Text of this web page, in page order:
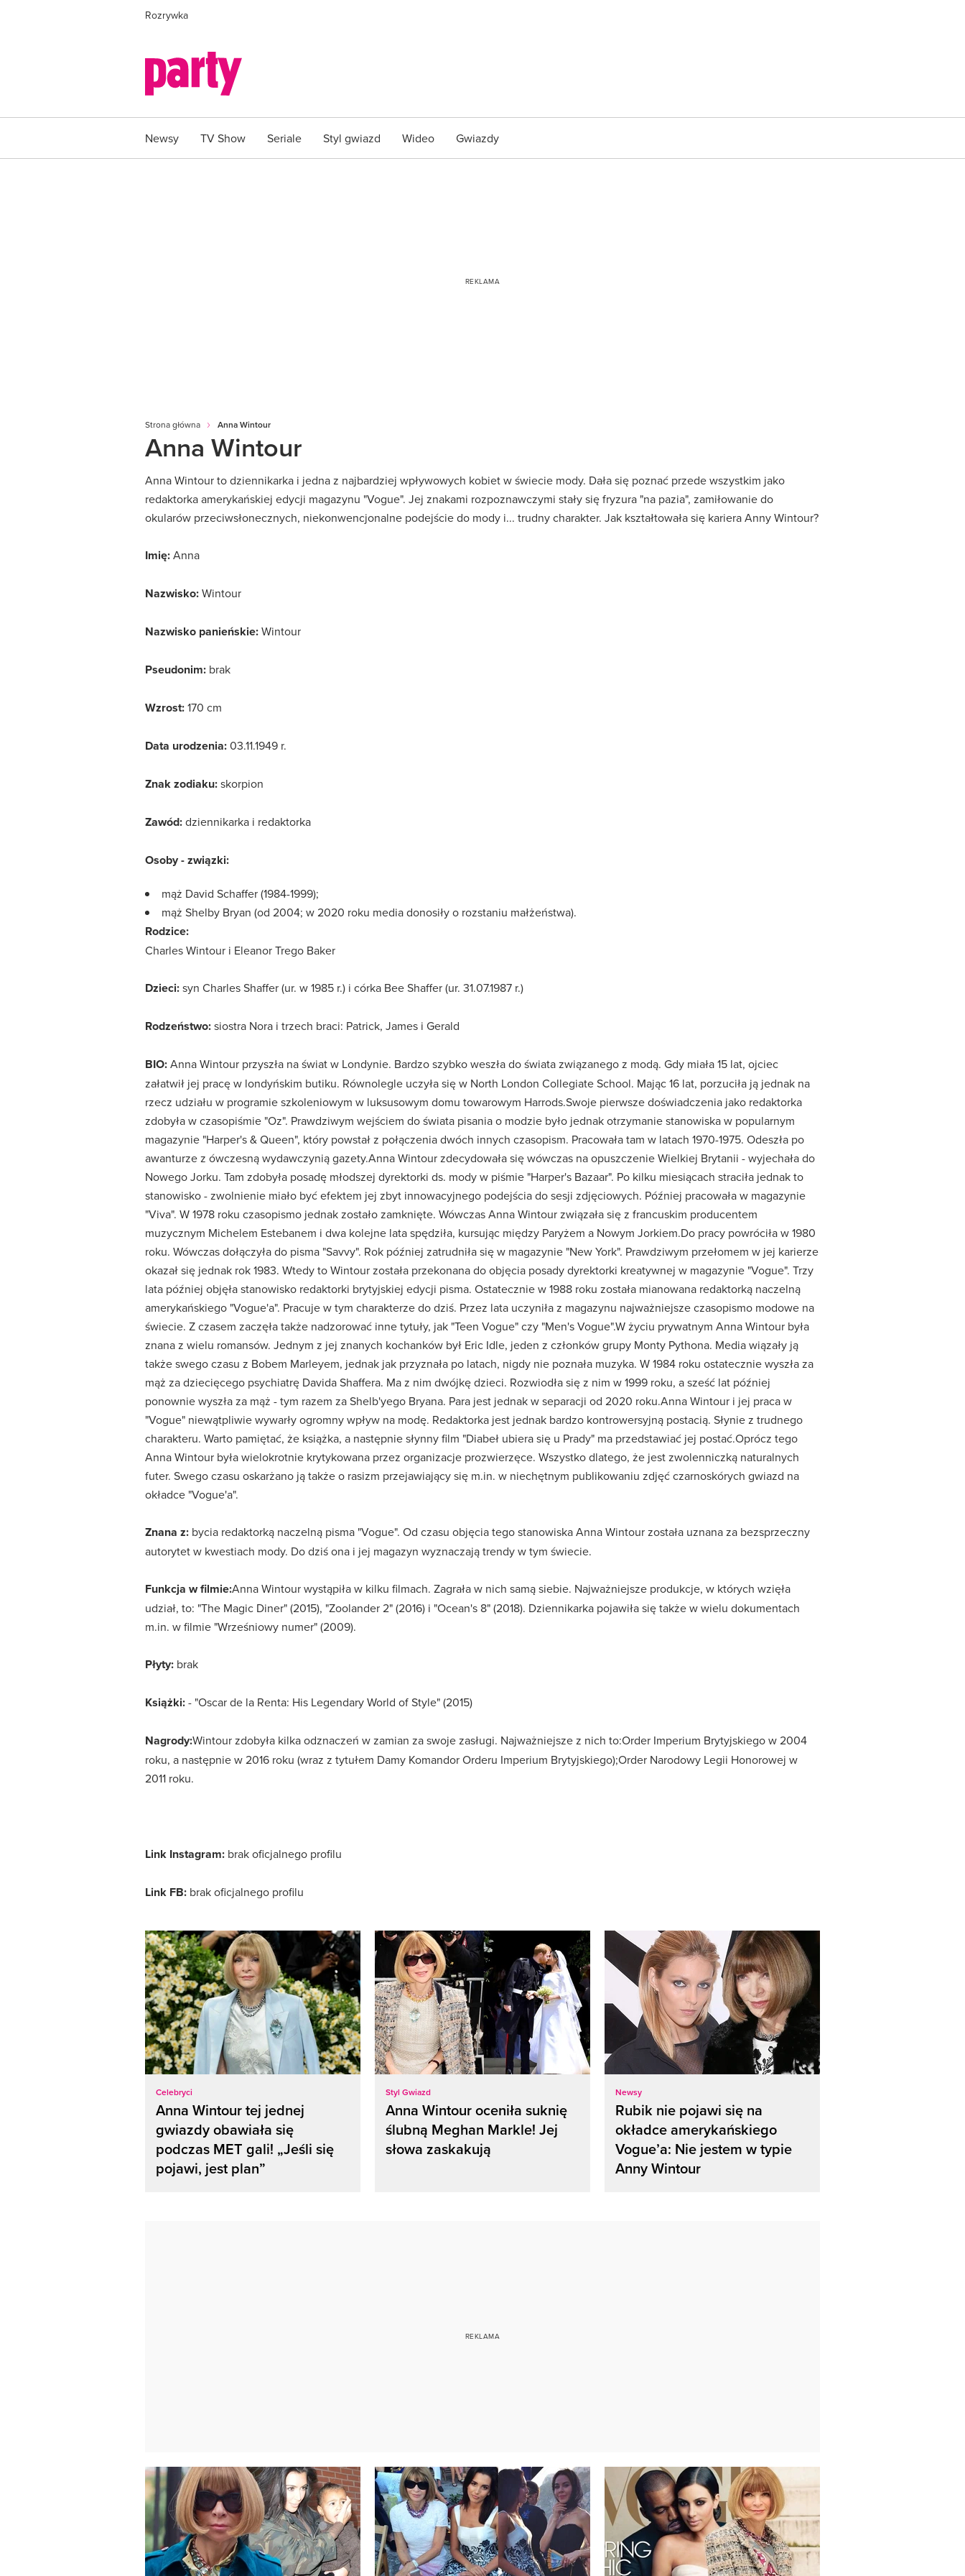
Rozrywka
Newsy TV Show Seriale Styl gwiazd Wideo Gwiazdy
Strona główna Anna Wintour
Anna Wintour
Anna Wintour to dziennikarka i jedna z najbardziej wpływowych kobiet w świecie mody. Dała się poznać przede wszystkim jako
redaktorka amerykańskiej edycji magazynu "Vogue". Jej znakami rozpoznawczymi stały się fryzura "na pazia", zamiłowanie do
okularów przeciwsłonecznych, niekonwencjonalne podejście do mody i... trudny charakter. Jak kształtowała się kariera Anny Wintour?
Imię:Anna
Nazwisko:Wintour
Nazwisko panieńskie:Wintour
Pseudonim: brak
Wzrost:170 cm
Data urodzenia:03.11.1949 r.
Znak zodiaku:skorpion
Zawód:dziennikarka i redaktorka
Osoby - związki:
mąż David Schaffer (1984-1999);
mąż Shelby Bryan (od 2004; w 2020 roku media donosiły o rozstaniu małżeństwa).
Rodzice:
Charles Wintour i Eleanor Trego Baker
Dzieci:syn Charles Shaffer (ur. w 1985 r.) i córka Bee Shaffer (ur. 31.07.1987 r.)
Rodzeństwo:siostra Nora i trzech braci: Patrick, James i Gerald
BIO:Anna Wintour przyszła na świat w Londynie. Bardzo szybko weszła do świata związanego z modą. Gdy miała 15 lat, ojciec
załatwił jej pracę w londyńskim butiku. Równolegle uczyła się w North London Collegiate School. Mając 16 lat, porzuciła ją jednak na
rzecz udziału w programie szkoleniowym w luksusowym domu towarowym Harrods.Swoje pierwsze doświadczenia jako redaktorka
zdobyła w czasopiśmie "Oz". Prawdziwym wejściem do świata pisania o modzie było jednak otrzymanie stanowiska w popularnym
magazynie "Harper's & Queen", który powstał z połączenia dwóch innych czasopism. Pracowała tam w latach 1970-1975. Odeszła po
awanturze z ówczesną wydawczynią gazety.Anna Wintour zdecydowała się wówczas na opuszczenie Wielkiej Brytanii - wyjechała do
Nowego Jorku. Tam zdobyła posadę młodszej dyrektorki ds. mody w piśmie "Harper's Bazaar". Po kilku miesiącach straciła jednak to
stanowisko - zwolnienie miało być efektem jej zbyt innowacyjnego podejścia do sesji zdjęciowych. Później pracowała w magazynie
"Viva". W 1978 roku czasopismo jednak zostało zamknięte. Wówczas Anna Wintour związała się z francuskim producentem
muzycznym Michelem Estebanem i dwa kolejne lata spędziła, kursując między Paryżem a Nowym Jorkiem.Do pracy powróciła w 1980
roku. Wówczas dołączyła do pisma "Savvy". Rok później zatrudniła się w magazynie "New York". Prawdziwym przełomem w jej karierze
okazał się jednak rok 1983. Wtedy to Wintour została przekonana do objęcia posady dyrektorki kreatywnej w magazynie "Vogue". Trzy
lata później objęła stanowisko redaktorki brytyjskiej edycji pisma. Ostatecznie w 1988 roku została mianowana redaktorką naczelną
amerykańskiego "Vogue'a". Pracuje w tym charakterze do dziś. Przez lata uczyniła z magazynu najważniejsze czasopismo modowe na
świecie. Z czasem zaczęła także nadzorować inne tytuły, jak "Teen Vogue" czy "Men's Vogue".W życiu prywatnym Anna Wintour była
znana z wielu romansów. Jednym z jej znanych kochanków był Eric Idle, jeden z członków grupy Monty Pythona. Media wiązały ją
także swego czasu z Bobem Marleyem, jednak jak przyznała po latach, nigdy nie poznała muzyka. W 1984 roku ostatecznie wyszła za
mąż za dziecięcego psychiatrę Davida Shaffera. Ma z nim dwójkę dzieci. Rozwiodła się z nim w 1999 roku, a sześć lat później
ponownie wyszła za mąż - tym razem za Shelb'yego Bryana. Para jest jednak w separacji od 2020 roku.Anna Wintour i jej praca w
"Vogue" niewątpliwie wywarły ogromny wpływ na modę. Redaktorka jest jednak bardzo kontrowersyjną postacią. Słynie z trudnego
charakteru. Warto pamiętać, że książka, a następnie słynny film "Diabeł ubiera się u Prady" ma przedstawiać jej postać.Oprócz tego
Anna Wintour była wielokrotnie krytykowana przez organizacje prozwierzęce. Wszystko dlatego, że jest zwolenniczką naturalnych
futer. Swego czasu oskarżano ją także o rasizm przejawiający się m.in. w niechętnym publikowaniu zdjęć czarnoskórych gwiazd na
okładce "Vogue'a".
Znana z: bycia redaktorką naczelną pisma "Vogue". Od czasu objęcia tego stanowiska Anna Wintour została uznana za bezsprzeczny
autorytet w kwestiach mody. Do dziś ona i jej magazyn wyznaczają trendy w tym świecie.
Funkcja w filmie:Anna Wintour wystąpiła w kilku filmach. Zagrała w nich samą siebie. Najważniejsze produkcje, w których wzięła
udział, to: "The Magic Diner" (2015), "Zoolander 2" (2016) i "Ocean's 8" (2018). Dziennikarka pojawiła się także w wielu dokumentach
m.in. w filmie "Wrześniowy numer" (2009).
Płyty: brak
Książki:- "Oscar de la Renta: His Legendary World of Style" (2015)
Nagrody:Wintour zdobyła kilka odznaczeń w zamian za swoje zasługi. Najważniejsze z nich to:Order Imperium Brytyjskiego w 2004
roku, a następnie w 2016 roku (wraz z tytułem Damy Komandor Orderu Imperium Brytyjskiego);Order Narodowy Legii Honorowej w
2011 roku.
Link Instagram: brak oficjalnego profilu
Link FB: brak oficjalnego profilu
Celebryci
Anna Wintour tej jednej
gwiazdy obawiała się
podczas MET gali! „Jeśli się
pojawi, jest plan”
Styl Gwiazd
Anna Wintour oceniła suknię
ślubną Meghan Markle! Jej
słowa zaskakują
Newsy
Rubik nie pojawi się na
okładce amerykańskiego
Vogue’a: Nie jestem w typie
Anny Wintour